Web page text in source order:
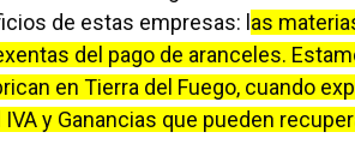
de estas empresas: l as
del pago de aranceles.
en Tierra del Fuego, cuando
y Ganancias que pueden